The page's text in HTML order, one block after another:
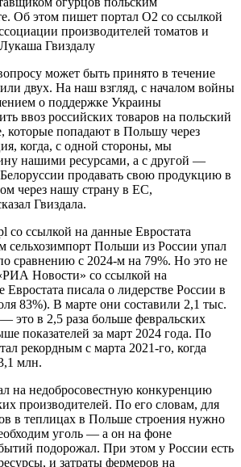
Об этом пишет портал О2 со ссылкой
производителей томатов и
Гвиздалу
может быть принято в течение
двух. На наш взгляд, с началом войны
о поддержке Украины
ввоз российских товаров на польский
попадают в Польшу через
когда, с одной стороны, мы
нашими ресурсами, а с другой —
продавать свою продукцию в
через нашу страну в ЕС,
Гвиздала.
со ссылкой на данные Евростата
сельхозимпорт Польши из России упал
сравнению с 2024-м на 79%. Но это не
Новости» со ссылкой на
писала о лидерстве России в
83%). В марте они составили 2,1 тыс.
это в 2,5 раза больше февральских
показателей за март 2024 года. По
рекордным с марта 2021-го, когда
млн.
на недобросовестную конкуренцию
производителей. По его словам, для
в теплицах в Польше строения нужно
уголь — а он на фоне
подорожал. При этом у России есть
и затраты фермеров на